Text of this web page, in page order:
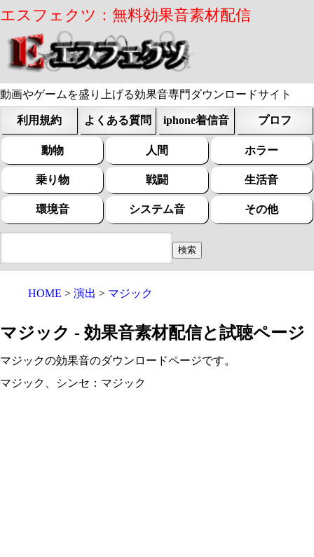
エスフェクツ：無料効果音素材配信
動画やゲームを盛り上げる効果音専門ダウンロードサイト
利用規約 よくある質問 iphone着信音 プロフ
動物 人間 ホラー
乗り物 戦闘 生活音
環境音 システム音 その他
HOME 演出 マジック
マジック - 効果音素材配信と試聴ページ
マジックの効果音のダウンロードページです。
マジック、シンセ：マジック